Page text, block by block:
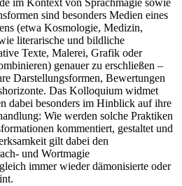
im Kontext von Sprachmagie sowie
sind besonders Medien eines
(etwa Kosmologie, Medizin,
literarische und bildliche
Texte, Malerei, Grafik oder
genauer zu erschließen –
Darstellungsformen, Bewertungen
Das Kolloquium widmet
dabei besonders im Hinblick auf ihre
Wie werden solche Praktiken
kommentiert, gestaltet und
gilt dabei den
und Wortmagie
immer wieder dämonisierte oder